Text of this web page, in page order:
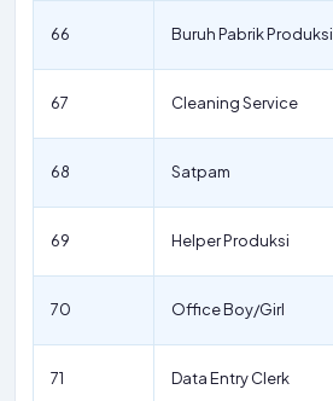
66 Buruh Pabrik Produksi
67 Cleaning Service
68 Satpam
69 Helper Produksi
70 Office Boy/Girl
71 Data Entry Clerk